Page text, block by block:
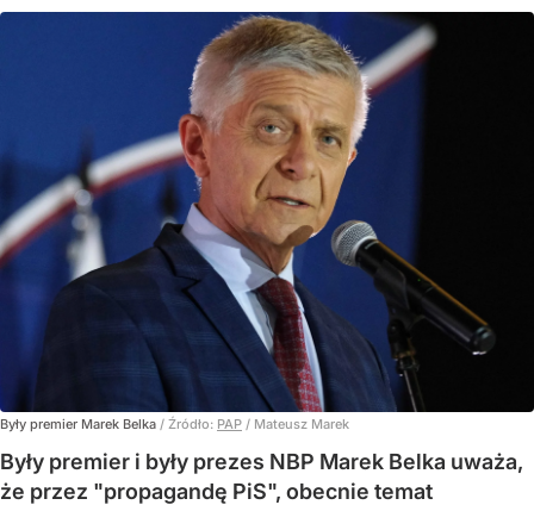
Były premier Marek Belka / Źródło: PAP / Mateusz Marek
Były premier i były prezes NBP Marek Belka uważa,
że przez "propagandę PiS", obecnie temat